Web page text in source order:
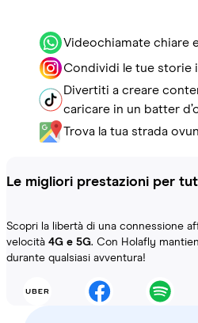
Videochiamate chiare
Condividi le tue storie
Divertiti a creare
caricare in un batter
Trova la tua strada
Le migliori prestazioni per
Scopri la libertà di una connessione
velocità 4G e 5G. Con Holafly
durante qualsiasi avventura!